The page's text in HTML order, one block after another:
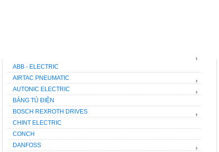
ABB - ELECTRIC
›
AIRTAC PNEUMATIC
AUTONIC ELECTRIC
›
BẢNG TỦ ĐIỆN
›
BOSCH REXROTH DRIVES
CHINT ELECTRIC
›
CONCH
DANFOSS
›